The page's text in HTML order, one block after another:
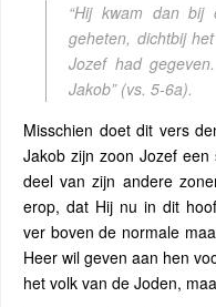
“Hij kwam dan bij
geheten, dichtbij
Jozef had
Jakob” (vs. 5-6a).
Misschien doet dit vers
Jakob zijn zoon Jozef
deel van zijn andere
erop, dat Hij nu in dit
ver boven de normale
Heer wil geven aan hen
het volk van de Joden,